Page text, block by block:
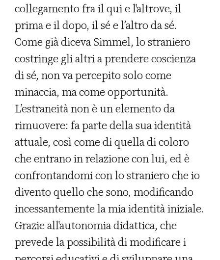
collegamento fra il qui e l'altrove, il
prima e il dopo, il sé e l’altro da sé.
Come già diceva Simmel, lo straniero
costringe gli altri a prendere coscienza
di sé, non va percepito solo come
minaccia, ma come opportunità.
L’estraneità non è un elemento da
rimuovere: fa parte della sua identità
attuale, così come di quella di coloro
che entrano in relazione con lui, ed è
confrontandomi con lo straniero che io
divento quello che sono, modificando
incessantemente la mia identità iniziale.
Grazie all'autonomia didattica, che
prevede la possibilità di modificare i